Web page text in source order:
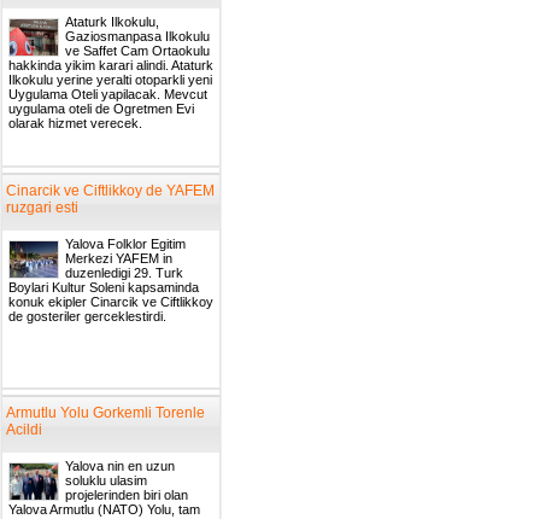
Ataturk Ilkokulu,
Gaziosmanpasa Ilkokulu
ve Saffet Cam Ortaokulu
hakkinda yikim karari alindi. Ataturk
Ilkokulu yerine yeralti otoparkli yeni
Uygulama Oteli yapilacak. Mevcut
uygulama oteli de Ogretmen Evi
olarak hizmet verecek.
Cinarcik ve Ciftlikkoy de YAFEM
ruzgari esti
Yalova Folklor Egitim
Merkezi YAFEM in
duzenledigi 29. Turk
Boylari Kultur Soleni kapsaminda
konuk ekipler Cinarcik ve Ciftlikkoy
de gosteriler gerceklestirdi.
Armutlu Yolu Gorkemli Torenle
Acildi
Yalova nin en uzun
soluklu ulasim
projelerinden biri olan
Yalova Armutlu (NATO) Yolu, tam